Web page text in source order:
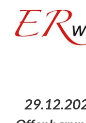
springen